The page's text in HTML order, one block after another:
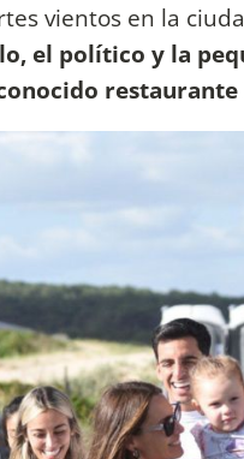
vientos en la
el político y la
restaurante